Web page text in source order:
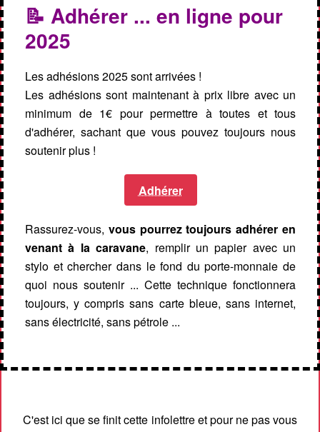
📝 Adhérer ... en ligne pour
2025
Les adhésions 2025 sont arrivées !
Les adhésions sont maintenant à prix libre avec un
minimum de 1€ pour permettre à toutes et tous
d'adhérer, sachant que vous pouvez toujours nous
soutenir plus !
Adhérer
Rassurez-vous, vous pourrez toujours adhérer en
venant à la caravane, remplir un papier avec un
stylo et chercher dans le fond du porte-monnaie de
quoi nous soutenir ... Cette technique fonctionnera
toujours, y compris sans carte bleue, sans internet,
sans électricité, sans pétrole ...
C'est ici que se finit cette infolettre et pour ne pas vous